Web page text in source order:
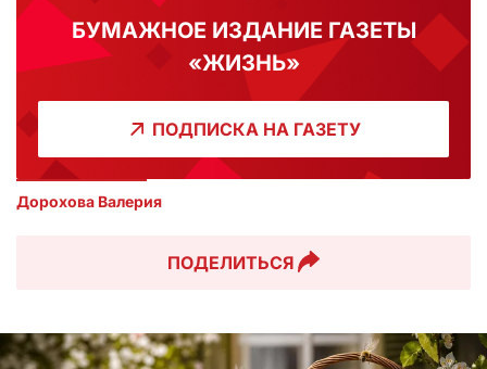
БУМАЖНОЕ ИЗДАНИЕ ГАЗЕТЫ
«ЖИЗНЬ»
ПОДПИСКА НА ГАЗЕТУ
Дорохова Валерия
ПОДЕЛИТЬСЯ